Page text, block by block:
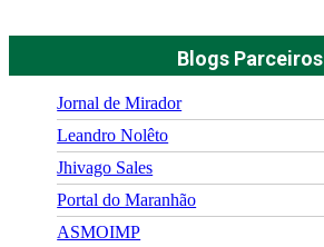
Blogs Parceiros
Jornal de Mirador
Leandro Nolêto
Jhivago Sales
Portal do Maranhão
ASMOIMP